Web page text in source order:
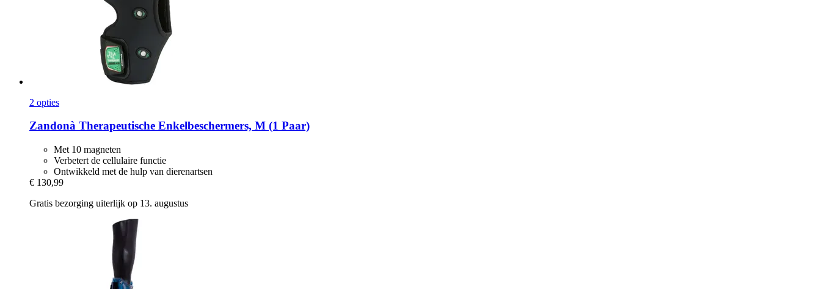
2 opties
Zandonà Therapeutische Enkelbeschermers, M (1 Paar)
Met 10 magneten
Verbetert de cellulaire functie
Ontwikkeld met de hulp van dierenartsen
€ 130,99
Gratis bezorging uiterlijk op 13. augustus